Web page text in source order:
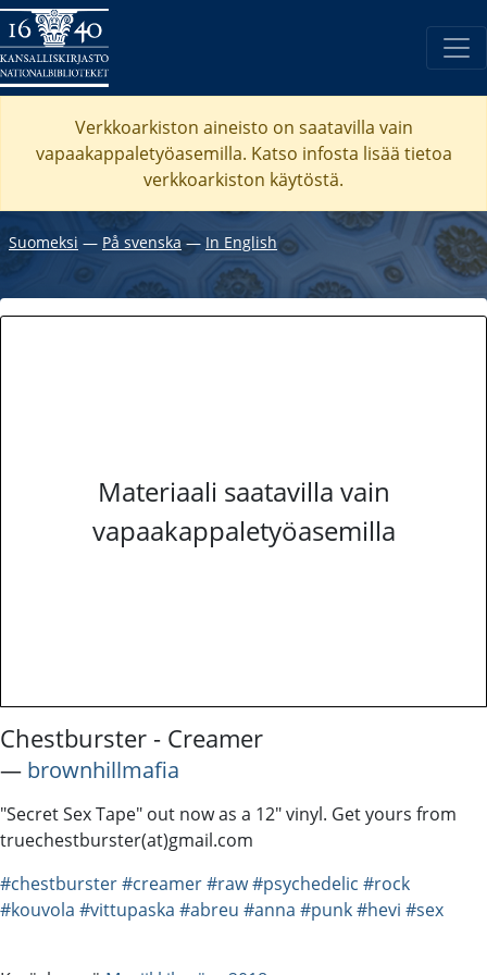
Verkkoarkiston aineisto on saatavilla vain
vapaakappaletyöasemilla. Katso infosta lisää tietoa
verkkoarkiston käytöstä.
Suomeksi ― På svenska― In English
Materiaali saatavilla vain
vapaakappaletyöasemilla
Chestburster - Creamer
― brownhillmafia
"Secret Sex Tape" out now as a 12" vinyl. Get yours from
truechestburster(at)gmail.com
#chestburster#creamer#raw#psychedelic #rock
#kouvola #vittupaska #abreu #anna #punk#hevi #sex